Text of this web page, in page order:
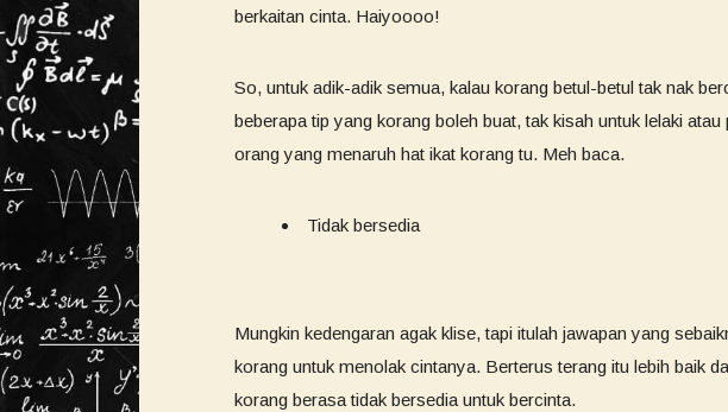
berkaitan cinta. Haiyoooo!
So, untuk adik-adik semua, kalau korang betul-betul tak nak
beberapa tip yang korang boleh buat, tak kisah untuk lelaki
orang yang menaruh hat ikat korang tu. Meh baca.
Tidak bersedia
Mungkin kedengaran agak klise, tapi itulah jawapan yang
korang untuk menolak cintanya. Berterus terang itu lebih baik
korang berasa tidak bersedia untuk bercinta.